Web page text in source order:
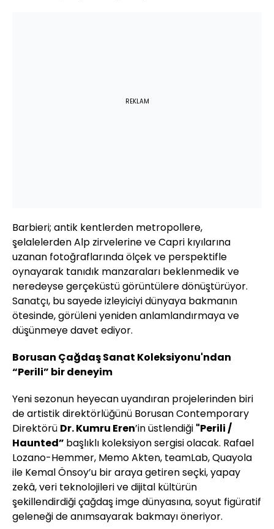
REKLAM
Barbieri; antik kentlerden metropollere,
şelalelerden Alp zirvelerine ve Capri kıyılarına
uzanan fotoğraflarında ölçek ve perspektifle
oynayarak tanıdık manzaraları beklenmedik ve
neredeyse gerçeküstü görüntülere dönüştürüyor.
Sanatçı, bu sayede izleyiciyi dünyaya bakmanın
ötesinde, görüleni yeniden anlamlandırmaya ve
düşünmeye davet ediyor.
Borusan Çağdaş Sanat Koleksiyonu'ndan
“Perili” bir deneyim
Yeni sezonun heyecan uyandıran projelerinden biri
de artistik direktörlüğünü Borusan Contemporary
Direktörü Dr. Kumru Eren’in üstlendiği "Perili /
Haunted” başlıklı koleksiyon sergisi olacak. Rafael
Lozano-Hemmer, Memo Akten, teamLab, Quayola
ile Kemal Önsoy’u bir araya getiren seçki, yapay
zekâ, veri teknolojileri ve dijital kültürün
şekillendirdiği çağdaş imge dünyasına, soyut figüratif
geleneği de anımsayarak bakmayı öneriyor.